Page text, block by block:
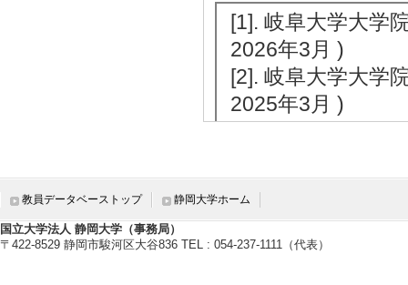
[1]. 岐阜大学大学
2026年3月 )
[2]. 岐阜大学大学
2025年3月 )
教員データベーストップ 静岡大学ホーム
国立大学法人 静岡大学（事務局）
〒422-8529 静岡市駿河区大谷836 TEL : 054-237-1111（代表）